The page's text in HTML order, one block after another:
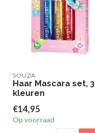
SOUZA
Haar Mascara set, 3
kleuren
€14,95
Op voorraad